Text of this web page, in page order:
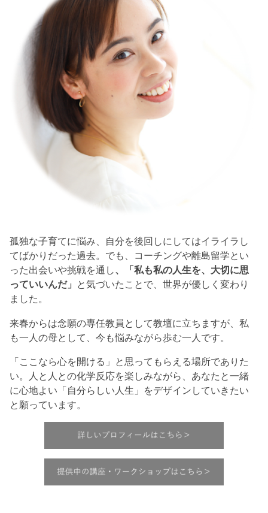
孤独な子育てに悩み、自分を後回しにしてはイライラし
てばかりだった過去。でも、コーチングや離島留学とい
った出会いや挑戦を通し、「私も私の人生を、大切に思
っていいんだ」 と気づいたことで、世界が優しく変わり
ました。
来春からは念願の専任教員として教壇に立ちますが、私
も一人の母として、今も悩みながら歩む一人です。
「ここなら心を開ける」と思ってもらえる場所でありた
い。人と人との化学反応を楽しみながら、あなたと一緒
に心地よい「自分らしい人生」をデザインしていきたい
と願っています。